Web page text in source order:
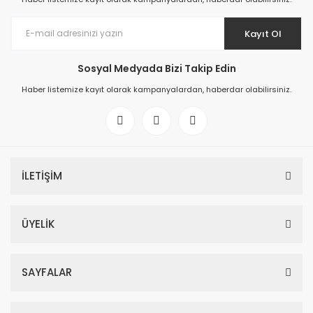
Kayıt Ol
Sosyal Medyada Bizi Takip Edin
Haber listemize kayıt olarak kampanyalardan, haberdar olabilirsiniz.
İLETİŞİM
ÜYELİK
SAYFALAR